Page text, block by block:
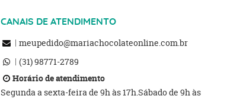
CANAIS DE ATENDIMENTO
meupedido@mariachocolateonline.com.br
(31)98771-2789
Horário de atendimento
Segunda a sexta-feira de 9h às 17h.Sábado de 9h às